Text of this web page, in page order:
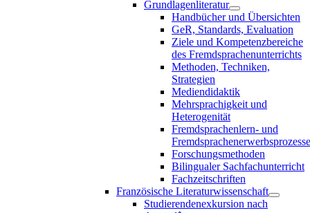
Grundlagenliteratur
Handbücher und Übersichten
GeR, Standards, Evaluation
Ziele und Kompetenzbereiche
des Fremdsprachenunterrichts
Methoden, Techniken,
Strategien
Mediendidaktik
Mehrsprachigkeit und
Heterogenität
Fremdsprachenlern- und
Fremdsprachenerwerbsprozesse
Forschungsmethoden
Bilingualer Sachfachunterricht
Fachzeitschriften
Französische Literaturwissenschaft
Studierendenexkursion nach